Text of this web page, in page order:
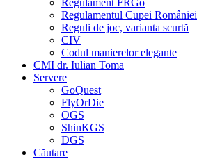
Regulamentul Cupei României
Reguli de joc, varianta scurtă
CIV
Codul manierelor elegante
CMI dr. Iulian Toma
Servere
GoQuest
FlyOrDie
OGS
ShinKGS
DGS
Căutare